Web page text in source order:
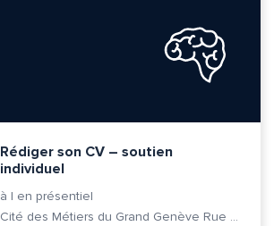
Rédiger son CV – soutien
individuel
à | en présentiel
Cité des Métiers du Grand Genève Rue Prévost-Martin 6 1205 Genève